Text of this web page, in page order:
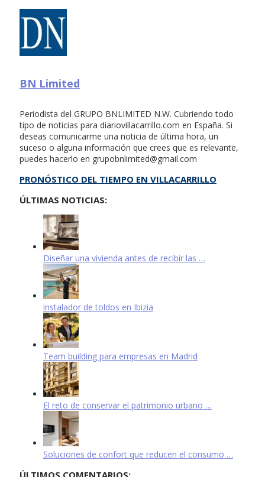
BN Limited
Periodista del GRUPO BNLIMITED N.W. Cubriendo todo
tipo de noticias para diariovillacarrillo.com en España. Si
deseas comunicarme una noticia de última hora, un
suceso o alguna información que crees que es relevante,
puedes hacerlo en grupobnlimited@gmail.com
PRONÓSTICO DEL TIEMPO EN VILLACARRILLO
ÚLTIMAS NOTICIAS:
Diseñar una vivienda antes de recibir las …
instalador de toldos en Ibizia
Team building para empresas en Madrid
El reto de conservar el patrimonio urbano …
Soluciones de confort que reducen el consumo …
ÚLTIMOS COMENTARIOS: